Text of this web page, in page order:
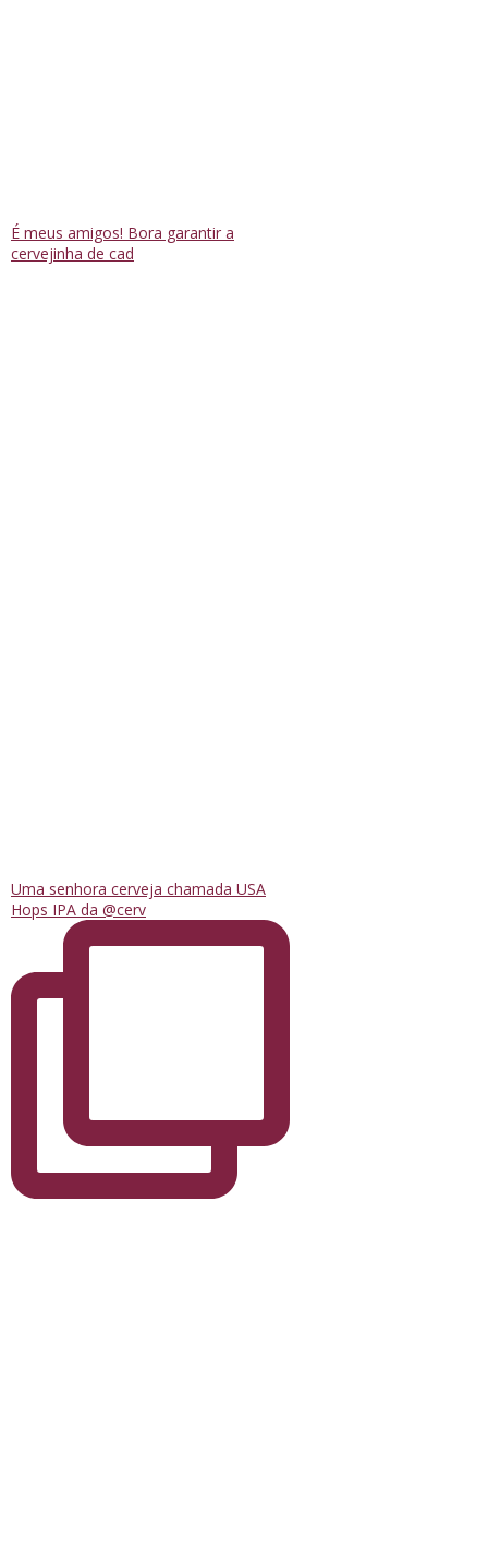
É meus amigos! Bora garantir a
cervejinha de cad
Uma senhora cerveja chamada USA
Hops IPA da @cerv